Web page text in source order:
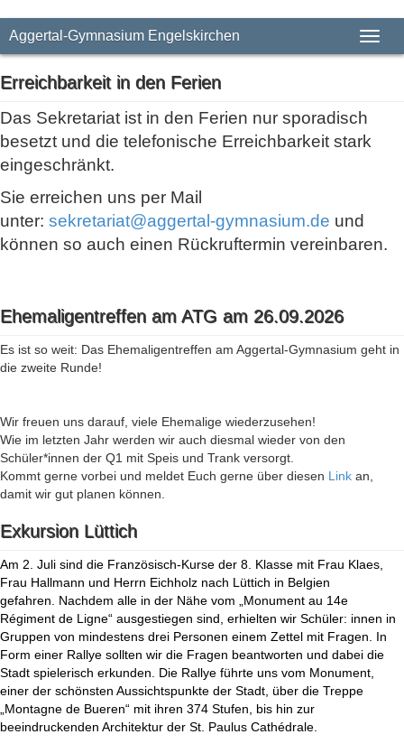
Aggertal-Gymnasium Engelskirchen
Erreichbarkeit in den Ferien
Das Sekretariat ist in den Ferien nur sporadisch
besetzt und die telefonische Erreichbarkeit stark
eingeschränkt.
Sie erreichen uns per Mail
unter: sekretariat@aggertal-gymnasium.de und
können so auch einen Rückruftermin vereinbaren.
Ehemaligentreffen am ATG am 26.09.2026
Es ist so weit: Das Ehemaligentreffen am Aggertal-Gymnasium geht in
die zweite Runde!
Wir freuen uns darauf, viele Ehemalige wiederzusehen!
Wie im letzten Jahr werden wir auch diesmal wieder von den
Schüler*innen der Q1 mit Speis und Trank versorgt.
Kommt gerne vorbei und meldet Euch gerne über diesen Link an,
damit wir gut planen können.
Exkursion Lüttich
Am 2. Juli sind die Französisch-Kurse der 8. Klasse mit Frau Klaes,
Frau Hallmann und Herrn Eichholz nach Lüttich in Belgien
gefahren. Nachdem alle in der Nähe vom „Monument au 14e
Régiment de Ligne“ ausgestiegen sind, erhielten wir Schüler: innen in
Gruppen von mindestens drei Personen einem Zettel mit Fragen. In
Form einer Rallye sollten wir die Fragen beantworten und dabei die
Stadt spielerisch erkunden. Die Rallye führte uns vom Monument,
einer der schönsten Aussichtspunkte der Stadt, über die Treppe
„Montagne de Bueren“ mit ihren 374 Stufen, bis hin zur
beeindruckenden Architektur der St. Paulus Cathédrale.